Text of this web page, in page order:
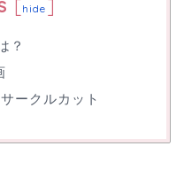
[hide ]
？
ークルカット